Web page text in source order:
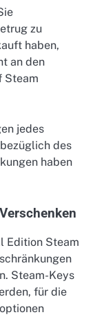
zu
haben,
an den
Steam
jedes
des
haben
Edition Steam
Steam-Keys
für die